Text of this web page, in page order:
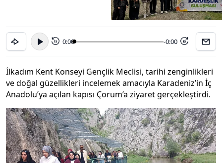
15 0:00 -0:00 15
İlkadım Kent Konseyi Gençlik Meclisi, tarihi zenginlikleri
ve doğal güzellikleri incelemek amacıyla Karadeniz’in İç
Anadolu’ya açılan kapısı Çorum’a ziyaret gerçekleştirdi.